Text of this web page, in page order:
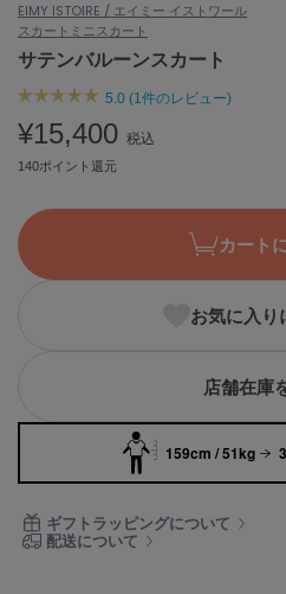
ASICS
アシックス
Ballelite
バレリット
BANDOLIER
バンドリヤー
Barbour
カルバン・クライン
CELFORD
セルフォード
EIMY ISTOIRE / エイミー イストワール
スカート ミニスカート
サテンバルーンスカート
5.0 (1件のレビュー)
¥15,400 税込
140ポイント還元
カート
お気に入り
店舗在庫
159cm / 51kg
ギフトラッピングについて
配送について